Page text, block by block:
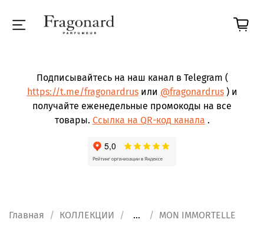
Подписывайтесь на наш канал в Telegram (
https://t.me/fragonardrusили @fragonardrus) и
получайте еженедельные промокоды на все
товары. Ссылка на QR-код канала .
Главная КОЛЛЕКЦИИ ... MON IMMORTELLE